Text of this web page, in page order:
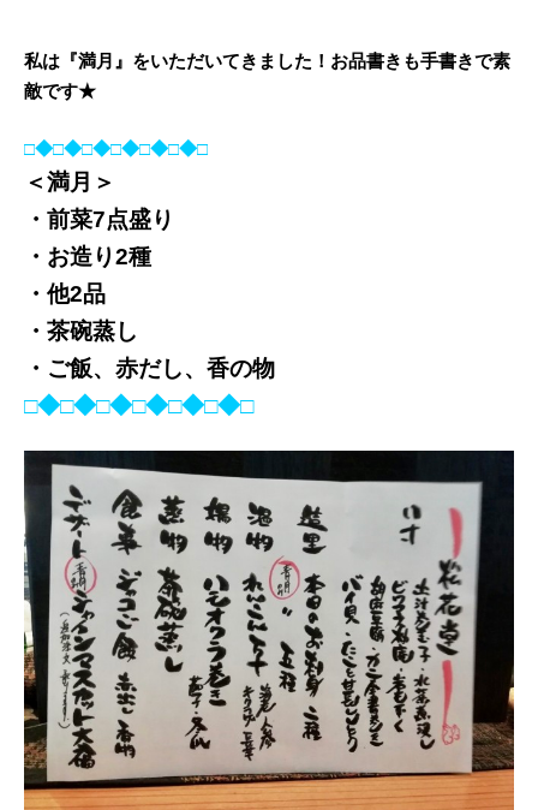
私は『満月』をいただいてきました！お品書きも手書きで素
敵です★
□◆□◆□◆□◆□◆□◆□
＜満月＞
・前菜7点盛り
・お造り2種
・他2品
・茶碗蒸し
・ご飯、赤だし、香の物
□◆□◆□◆□◆□◆□◆□